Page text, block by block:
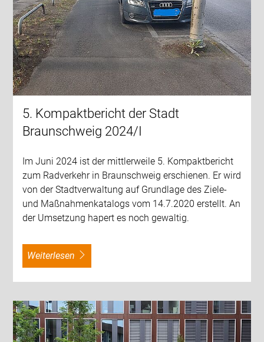
5. Kompaktbericht der Stadt
Braunschweig 2024/I
Im Juni 2024 ist der mittlerweile 5. Kompaktbericht
zum Radverkehr in Braunschweig erschienen. Er wird
von der Stadtverwaltung auf Grundlage des Ziele-
und Maßnahmenkatalogs vom 14.7.2020 erstellt. An
der Umsetzung hapert es noch gewaltig.
weiterlesen